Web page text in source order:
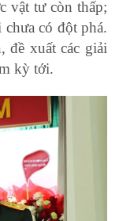
vật tư còn thấp;
có đột phá.
đề xuất các giải
kỳ tới.